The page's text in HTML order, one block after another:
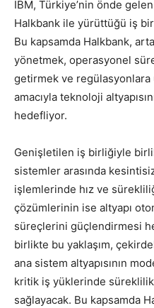
IBM, Türkiye’nin önde
Halkbank ile yürüttüğü iş
Bu kapsamda Halkbank,
yönetmek, operasyonel
getirmek ve
amacıyla teknoloji
hedefliyor.
Genişletilen iş birliğiyle
sistemler arasında
işlemlerinde hız ve
çözümlerinin ise altyapı
süreçlerini güçlendirmesi
birlikte bu yaklaşım,
ana sistem altyapısının
kritik iş yüklerinde
sağlayacak. Bu kapsamda